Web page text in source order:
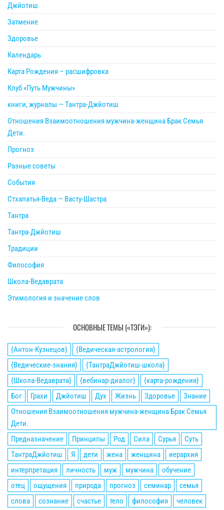
Джйотиш
Затмение
Здоровье
Календарь
Карта Рождения – расшифровка
Клуб «Путь Мужчины»
книги, журналы — Тантра-Джйотиш
Отношения Взаимоотношения мужчина-женщина Брак Семья
Дети.
Прогноз
Разные советы
События
Стхапатья-Веда — Васту-Шастра
Тантра
Тантра-Джйотиш
Традиции
Философия
Школа-Ведаврата
Этимология и значение слов
ОСНОВНЫЕ ТЕМЫ («ТЭГИ»):
{Антон-Кузнецов}
{Ведическая-астрология}
{Ведические-знания}
{ТантраДжйотиш-школа}
{Школа-Ведаврата}
{вебинар-диалог}
{карта-рождения}
Бог
Грахи Джйотиш Дух Жизнь Здоровье
Знание
Отношения Взаимоотношения мужчина-женщина Брак Семья
Дети.
Предназначение
Принципы Род Сила Сурья
Суть
ТантраДжйотиш
Я дети жена женщина
иерархия
интерпретация
личность муж мужчина
обучение
отец
ощущения природа прогноз семинар
семья
слова
сознание счастье тело философия человек